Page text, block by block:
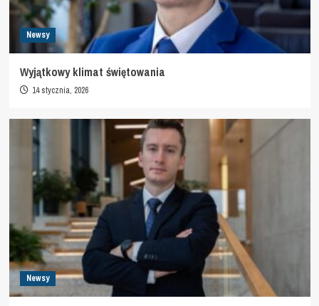
Newsy
Wyjątkowy klimat świętowania
14 stycznia, 2026
Newsy